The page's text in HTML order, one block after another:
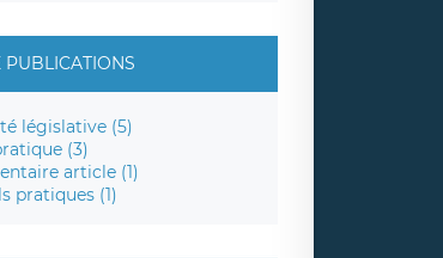
PUBLICATIONS
législative (5)
(3)
article (1)
pratiques (1)